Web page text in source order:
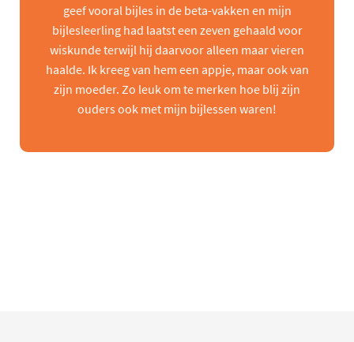
geef vooral bijles in de beta-vakken en mijn
bijlesleerling had laatst een zeven gehaald voor
wiskunde terwijl hij daarvoor alleen maar vieren
haalde. Ik kreeg van hem een appje, maar ook van
zijn moeder. Zo leuk om te merken hoe blij zijn
ouders ook met mijn bijlessen waren!